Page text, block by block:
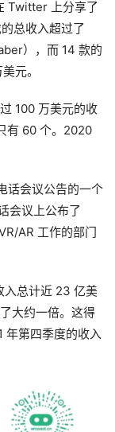
Twitter 上分享了
总收入超过了
），而 14 款的
元。
100 万美元的收
有 60 个。2020
话会议公告的一个
会议上公布了
AR 工作的部门
入总计近 23 亿美
大约一倍。这得
年第四季度的收入